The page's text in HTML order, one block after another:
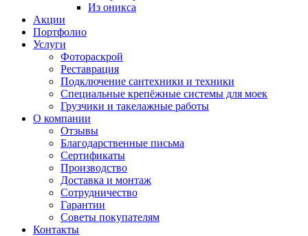
Из оникса
Акции
Портфолио
Услуги
Фотораскрой
Реставрация
Подключение сантехники и техники
Специальные крепёжные системы для моек
Грузчики и такелажные работы
О компании
Отзывы
Благодарственные письма
Сертификаты
Производство
Доставка и монтаж
Сотрудничество
Гарантии
Советы покупателям
Контакты